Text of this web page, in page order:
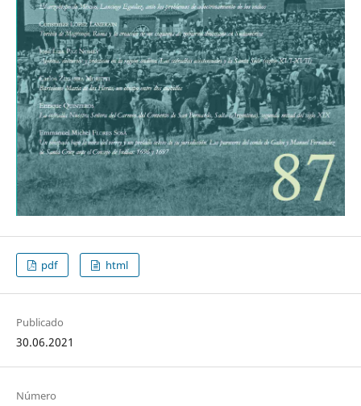
pdf html
Publicado
30.06.2021
Número